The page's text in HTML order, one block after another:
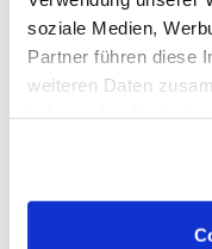
soziale Medien,
Partner führen diese
weiteren Daten
Verarbeitung Ihrer
Informationen zu
Aufgaben
Du führst
übernimmst die